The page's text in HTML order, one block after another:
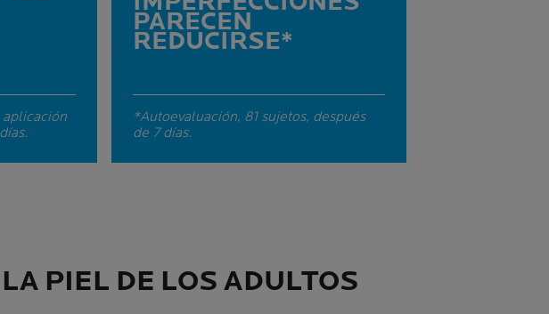
PARECEN
REDUCIRSE*
*Autoevaluación, 81 sujetos, después
de 7 días.
PIEL DE LOS ADULTOS